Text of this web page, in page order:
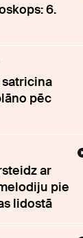
6.
pēc
ar
pie
lidostā